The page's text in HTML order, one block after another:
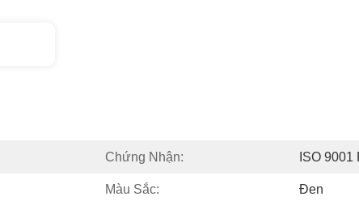
Chứng Nhận: ISO 9001
Màu Sắc: Đen